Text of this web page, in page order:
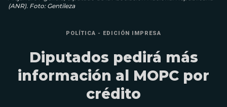
(ANR). Foto: Gentileza
POLÍTICA - EDICIÓN IMPRESA
Diputados pedirá más
información al MOPC por
crédito